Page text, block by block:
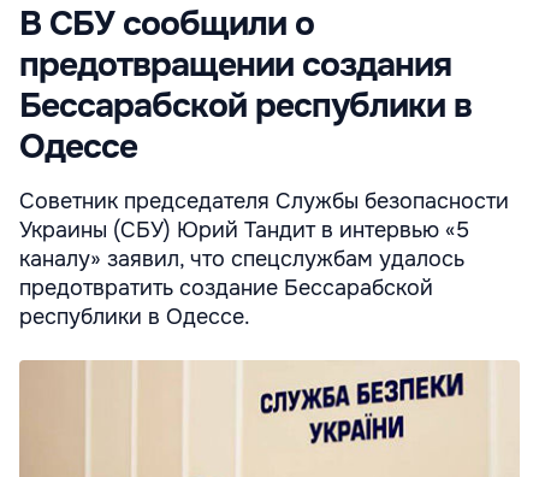
В СБУ сообщили о
предотвращении создания
Бессарабской республики в
Одессе
Советник председателя Службы безопасности
Украины (СБУ) Юрий Тандит в интервью «5
каналу» заявил, что спецслужбам удалось
предотвратить создание Бессарабской
республики в Одессе.